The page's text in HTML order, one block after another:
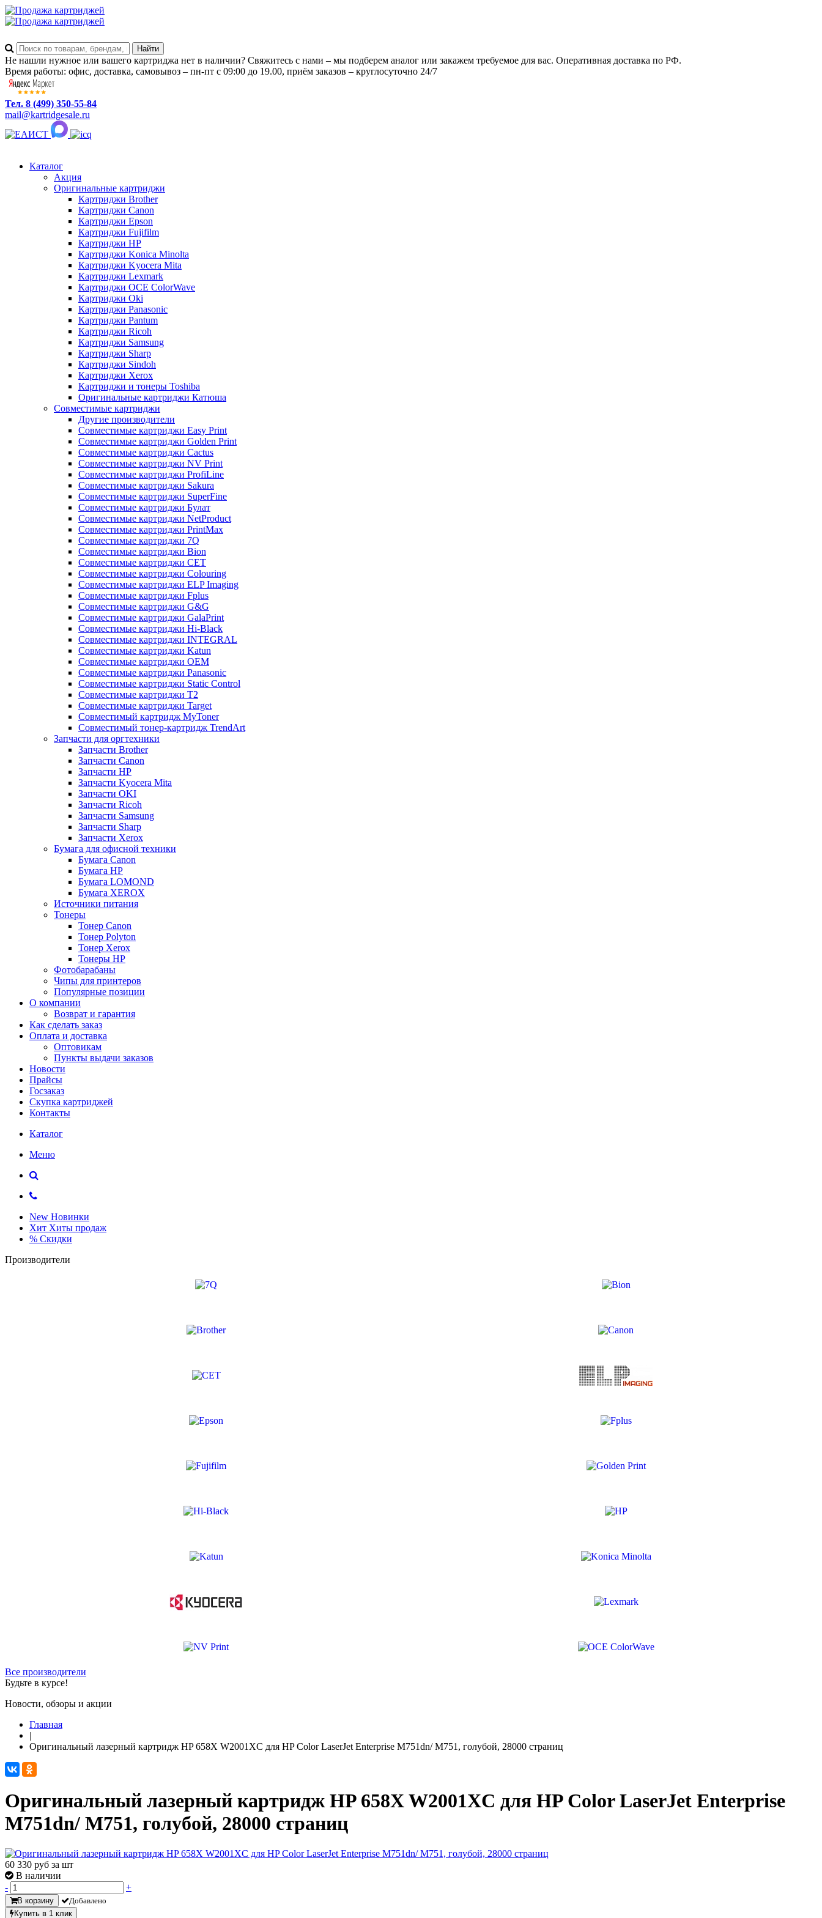
Не нашли нужное или вашего картриджа нет в наличии? Свяжитесь с нами – мы подберем аналог или закажем требуемое для вас. Оперативная доставка по РФ.
Время работы: офис, доставка, самовывоз – пн-пт с 09:00 до 19.00, приём заказов – круглосуточно 24/7
Тел. 8 (499) 350-55-84
mail@kartridgesale.ru
Каталог
Акция
Оригинальные картриджи
Картриджи Brother
Картриджи Canon
Картриджи Epson
Картриджи Fujifilm
Картриджи HP
Картриджи Konica Minolta
Картриджи Kyocera Mita
Картриджи Lexmark
Картриджи OCE ColorWave
Картриджи Oki
Картриджи Panasonic
Картриджи Pantum
Картриджи Ricoh
Картриджи Samsung
Картриджи Sharp
Картриджи Sindoh
Картриджи Xerox
Картриджи и тонеры Toshiba
Оригинальные картриджи Катюша
Совместимые картриджи
Другие производители
Совместимые картриджи Easy Print
Совместимые картриджи Golden Print
Совместимые картриджи Cactus
Совместимые картриджи NV Print
Совместимые картриджи ProfiLine
Совместимые картриджи Sakura
Совместимые картриджи SuperFine
Совместимые картриджи Булат
Совместимые картриджи NetProduct
Совместимые картриджи PrintMax
Совместимые картриджи 7Q
Совместимые картриджи Bion
Совместимые картриджи CET
Совместимые картриджи Colouring
Совместимые картриджи ELP Imaging
Совместимые картриджи Fplus
Совместимые картриджи G&G
Совместимые картриджи GalaPrint
Совместимые картриджи Hi-Black
Совместимые картриджи INTEGRAL
Совместимые картриджи Katun
Совместимые картриджи OEM
Совместимые картриджи Panasonic
Совместимые картриджи Static Control
Совместимые картриджи T2
Совместимые картриджи Target
Совместимый картридж MyToner
Совместимый тонер-картридж TrendArt
Запчасти для оргтехники
Запчасти Brother
Запчасти Canon
Запчасти HP
Запчасти Kyocera Mita
Запчасти OKI
Запчасти Ricoh
Запчасти Samsung
Запчасти Sharp
Запчасти Xerox
Бумага для офисной техники
Бумага Canon
Бумага HP
Бумага LOMOND
Бумага XEROX
Источники питания
Тонеры
Тонер Canon
Тонер Polyton
Тонер Xerox
Тонеры HP
Фотобарабаны
Чипы для принтеров
Популярные позиции
О компании
Возврат и гарантия
Как сделать заказ
Оплата и доставка
Оптовикам
Пункты выдачи заказов
Новости
Прайсы
Госзаказ
Скупка картриджей
Контакты
Каталог
Меню
New Новинки
Хит Хиты продаж
% Скидки
Производители
Все производители
Будьте в курсе!
Новости, обзоры и акции
Главная
|
Оригинальный лазерный картридж HP 658X W2001XC для HP Color LaserJet Enterprise M751dn/ M751, голубой, 28000 страниц
Оригинальный лазерный картридж HP 658X W2001XC для HP Color LaserJet Enterprise
M751dn/ M751, голубой, 28000 страниц
60 330 руб за шт
В наличии
-
+
В корзину
Добавлено
Купить в 1 клик